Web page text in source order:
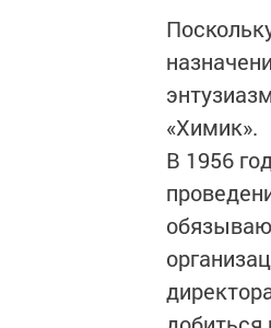
«Химик».
В 1956